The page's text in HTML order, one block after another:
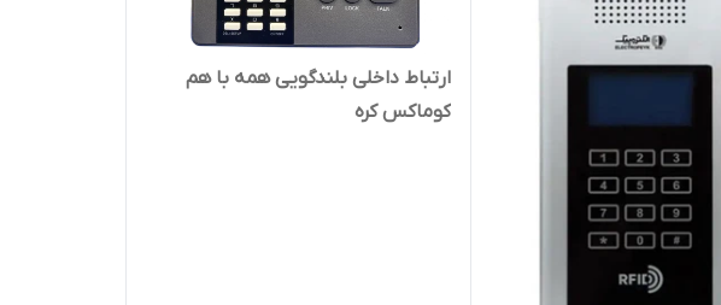
ارتباط داخلی بلندگویی همه با هم
کوماکس کره